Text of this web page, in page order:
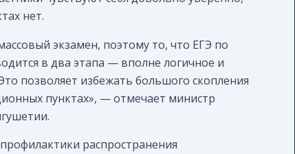
нет.
экзамен, поэтому то, что ЕГЭ по
в два этапа — вполне логичное и
позволяет избежать большого скопления
пунктах», — отмечает министр
распространения